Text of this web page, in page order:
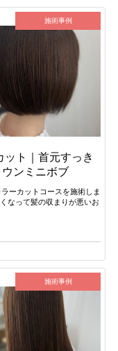
施術事例
ト｜首元すっき
ンミニボブ
ーカットコースを施術しま
なって髪の収まりが悪いお
施術事例